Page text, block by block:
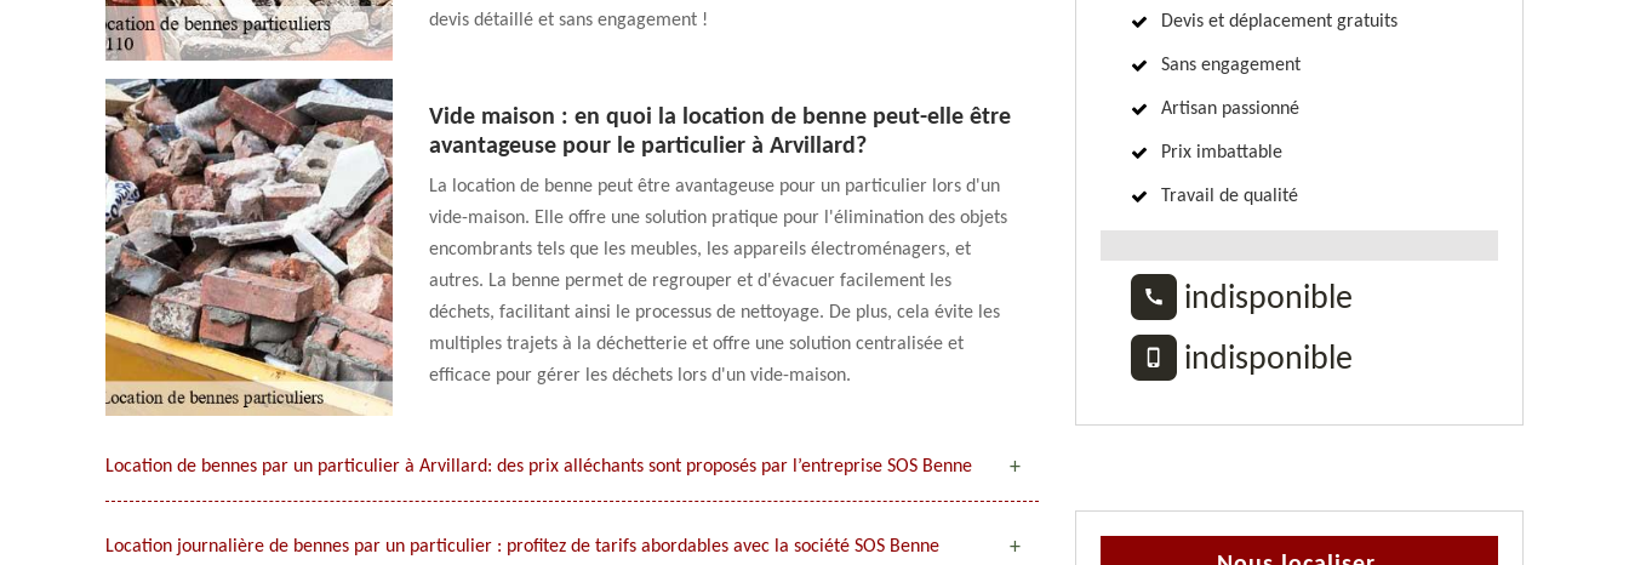
devis détaillé et sans engagement !
Vide maison : en quoi la location de benne peut-elle être
avantageuse pour le particulier à Arvillard?
La location de benne peut être avantageuse pour un particulier lors d'un
vide-maison. Elle offre une solution pratique pour l'élimination des objets
encombrants tels que les meubles, les appareils électroménagers, et
autres. La benne permet de regrouper et d'évacuer facilement les
déchets, facilitant ainsi le processus de nettoyage. De plus, cela évite les
multiples trajets à la déchetterie et offre une solution centralisée et
efficace pour gérer les déchets lors d'un vide-maison.
Location de bennes par un particulier à Arvillard: des prix alléchants sont proposés par l’entreprise SOS Benne
Location journalière de bennes par un particulier : profitez de tarifs abordables avec la société SOS Benne
Devis et déplacement gratuits
Sans engagement
Artisan passionné
Prix imbattable
Travail de qualité
indisponible
indisponible